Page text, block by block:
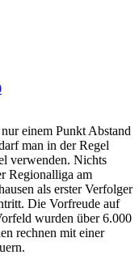
einem Punkt Abstand
man in der Regel
verwenden. Nichts
Regionalliga am
als erster Verfolger
Die Vorfreude auf
wurden über 6.000
rechnen mit einer